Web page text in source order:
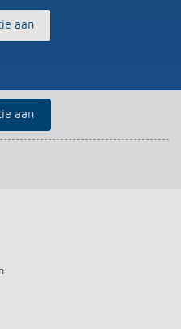
efficiënt en
aan
aan